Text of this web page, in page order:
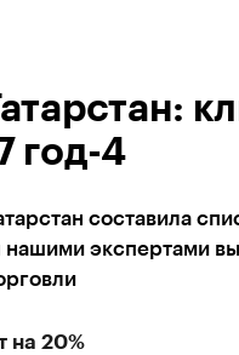
год-4
составила
нашими экспертами
на 20%